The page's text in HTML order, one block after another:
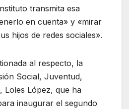
transmita esa
en cuenta» y «mirar
hijos de redes sociales».
al respecto, la
Social, Juventud,
Loles López, que ha
inaugurar el segundo